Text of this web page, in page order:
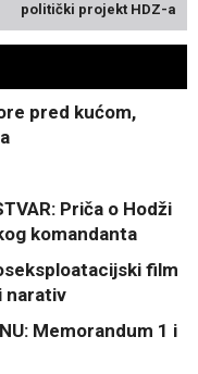
politički projekt HDZ-a
pred kućom,
Priča o Hodži
komandanta
film
narativ
Memorandum 1 i